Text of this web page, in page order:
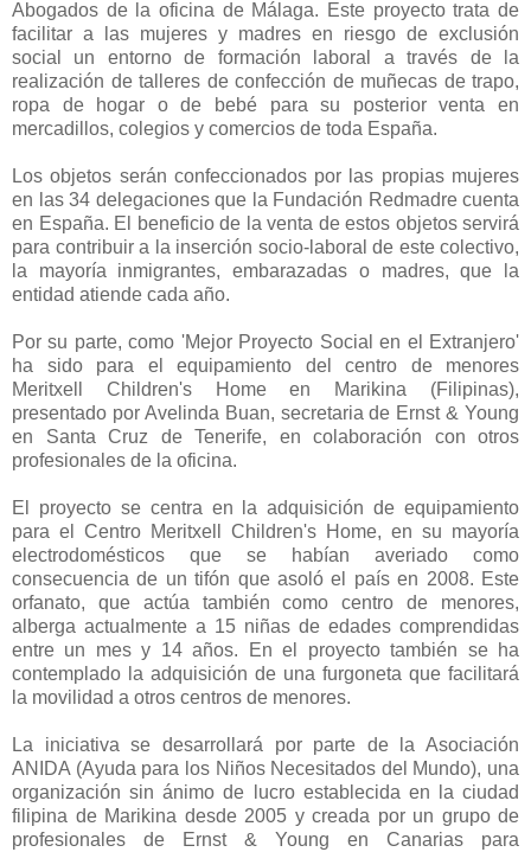
Abogados de la oficina de Málaga. Este proyecto trata de
facilitar a las mujeres y madres en riesgo de exclusión
social un entorno de formación laboral a través de la
realización de talleres de confección de muñecas de trapo,
ropa de hogar o de bebé para su posterior venta en
mercadillos, colegios y comercios de toda España.
Los objetos serán confeccionados por las propias mujeres
en las 34 delegaciones que la Fundación Redmadre cuenta
en España. El beneficio de la venta de estos objetos servirá
para contribuir a la inserción socio-laboral de este colectivo,
la mayoría inmigrantes, embarazadas o madres, que la
entidad atiende cada año.
Por su parte, como 'Mejor Proyecto Social en el Extranjero'
ha sido para el equipamiento del centro de menores
Meritxell Children's Home en Marikina (Filipinas),
presentado por Avelinda Buan, secretaria de Ernst & Young
en Santa Cruz de Tenerife, en colaboración con otros
profesionales de la oficina.
El proyecto se centra en la adquisición de equipamiento
para el Centro Meritxell Children's Home, en su mayoría
electrodomésticos que se habían averiado como
consecuencia de un tifón que asoló el país en 2008. Este
orfanato, que actúa también como centro de menores,
alberga actualmente a 15 niñas de edades comprendidas
entre un mes y 14 años. En el proyecto también se ha
contemplado la adquisición de una furgoneta que facilitará
la movilidad a otros centros de menores.
La iniciativa se desarrollará por parte de la Asociación
ANIDA (Ayuda para los Niños Necesitados del Mundo), una
organización sin ánimo de lucro establecida en la ciudad
filipina de Marikina desde 2005 y creada por un grupo de
profesionales de Ernst & Young en Canarias para